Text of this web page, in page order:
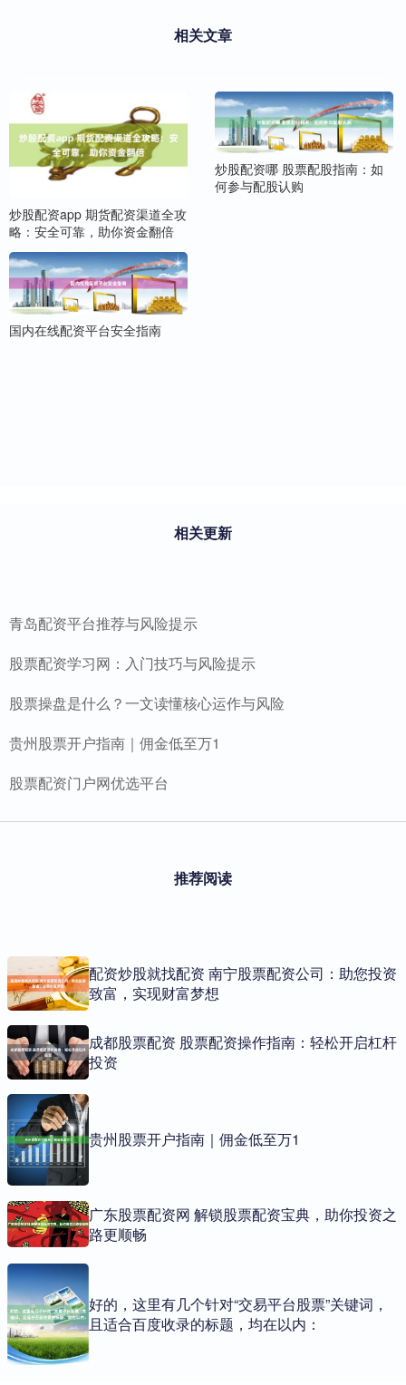
相关文章
炒股配资app 期货配资渠道全攻
略：安全可靠，助你资金翻倍
炒股配资哪 股票配股指南：如
何参与配股认购
国内在线配资平台安全指南
相关更新
青岛配资平台推荐与风险提示
股票配资学习网：入门技巧与风险提示
股票操盘是什么？一文读懂核心运作与风险
贵州股票开户指南｜佣金低至万1
股票配资门户网优选平台
推荐阅读
配资炒股就找配资 南宁股票配资公司：助您投资
致富，实现财富梦想
成都股票配资 股票配资操作指南：轻松开启杠杆
投资
贵州股票开户指南｜佣金低至万1
广东股票配资网 解锁股票配资宝典，助你投资之
路更顺畅
好的，这里有几个针对“交易平台股票”关键词，
且适合百度收录的标题，均在以内：